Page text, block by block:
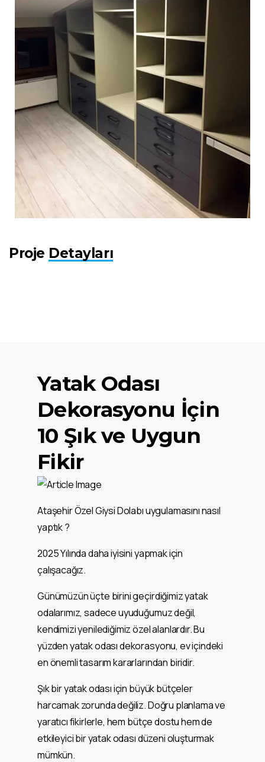
Proje Detayları
Yatak Odası
Dekorasyonu İçin
10 Şık ve Uygun
Fikir
Ataşehir Özel Giysi Dolabı uygulamasını nasıl
yaptık ?
2025 Yılında daha iyisini yapmak için
çalışacağız.
Günümüzün üçte birini geçirdiğimiz yatak
odalarımız, sadece uyuduğumuz değil,
kendimizi yenilediğimiz özel alanlardır. Bu
yüzden yatak odası dekorasyonu, ev içindeki
en önemli tasarım kararlarından biridir.
Şık bir yatak odası için büyük bütçeler
harcamak zorunda değiliz. Doğru planlama ve
yaratıcı fikirlerle, hem bütçe dostu hem de
etkileyici bir yatak odası düzeni oluşturmak
mümkün.